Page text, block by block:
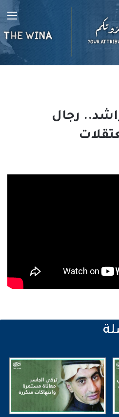
رجال